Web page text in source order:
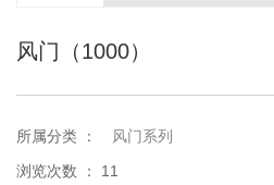
风门（1000）
所属分类 ：
风门系列
浏览次数 ： 11